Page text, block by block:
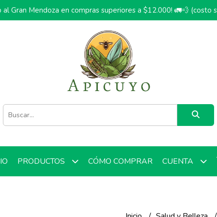
al Gran Mendoza en compras superiores a $12.000! 🚛💨 (costo
PRODUCTOS CÓMO COMPRAR CUENTA